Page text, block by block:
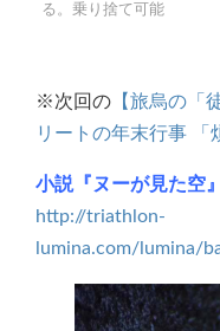
る。乗り捨て可能
※次回の 【旅烏の「
リートの年末行事 「
小説『ヌーが見た空
http://triathlon-
lumina.com/lumina/